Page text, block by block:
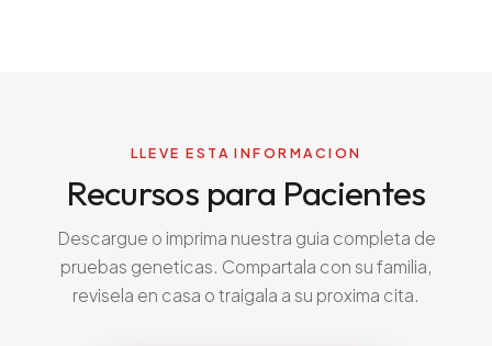
LLEVE ESTA INFORMACION
Recursos para Pacientes
Descargue o imprima nuestra guia completa de
pruebas geneticas. Compartala con su familia,
revisela en casa o traigala a su proxima cita.